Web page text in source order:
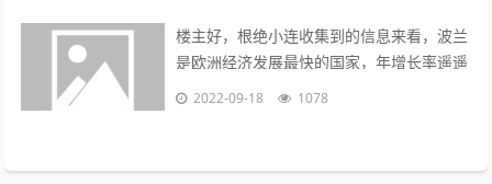
楼主好，根绝小连收集到的信息来看，波兰
是欧洲经济发展最快的国家，年增长率遥遥
领先英法德目前，波兰拥有大约2000万的
2022-09-18 1078